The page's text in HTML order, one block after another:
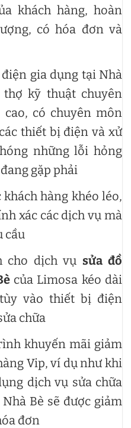
khách hàng, hoàn
có hóa đơn và
gia dụng tại Nhà
kỹ thuật chuyên
có chuyên môn
thiết bị điện và xử
những lỗi hỏng
gặp phải
hàng khéo léo,
xác các dịch vụ mà
cầu
cho dịch vụ sửa đồ
của Limosa kéo dài
vào thiết bị điện
chữa
khuyến mãi giảm
Vip, ví dụ như khi
dịch vụ sửa chữa
Bè sẽ được giảm
đơn